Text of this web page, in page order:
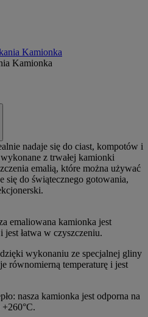
Kamionka
nadaje się do ciast, kompotów i
z trwałej kamionki
emalią, które można używać
się do świątecznego gotowania,
emaliowana kamionka jest
jest łatwa w czyszczeniu.
wykonaniu ze specjalnej gliny
równomierną temperaturę i jest
nasza kamionka jest odporna na